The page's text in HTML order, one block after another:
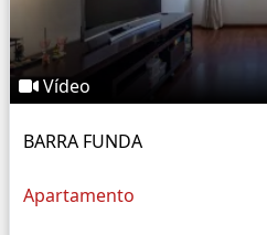
Vídeo
BARRA FUNDA
Apartamento